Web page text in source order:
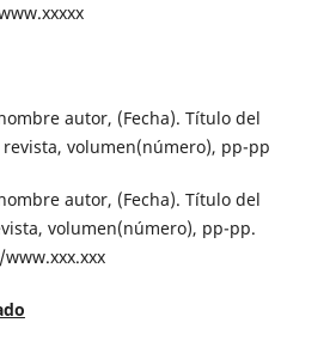
autor, (Fecha). Título del
volumen(número), pp-pp
autor, (Fecha). Título del
volumen(número), pp-pp.